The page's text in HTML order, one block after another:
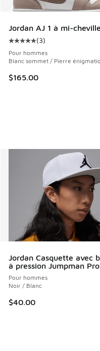
Jordan AJ 1 à mi-cheville
Cote moyenne du client
(3)
Pour hommes
Blanc sommet / Pierre
$165.00
Jordan Casquette avec
à pression Jumpman Pro
Pour hommes
Noir / Blanc
$40.00